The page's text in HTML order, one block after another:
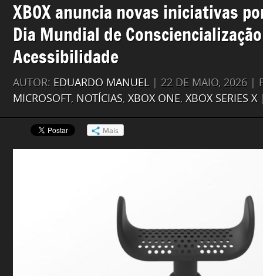
XBOX anuncia novas iniciativas
Dia Mundial de
Acessibilidade
AUTOR: EDUARDO MANUEL | 22 DE MAIO, 2026 |
MICROSOFT, NOTÍCIAS, XBOX ONE, XBOX SERIES X
Mais